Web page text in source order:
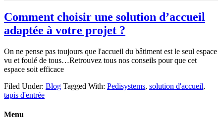
Comment choisir une solution d’accueil
adaptée à votre projet ?
On ne pense pas toujours que l'accueil du bâtiment est le seul espace
vu et foulé de tous…Retrouvez tous nos conseils pour que cet
espace soit efficace
Filed Under: Blog Tagged With: Pedisystems, solution d'accueil,
tapis d'entrée
Menu